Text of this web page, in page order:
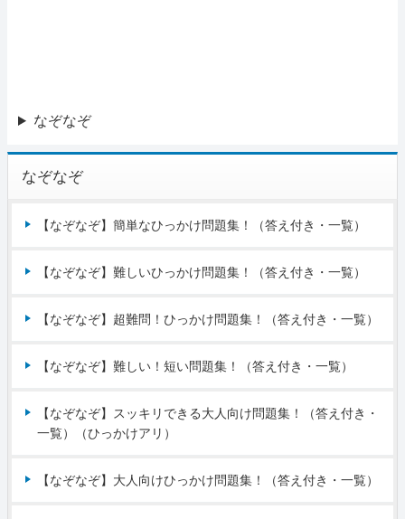
なぞなぞ
なぞなぞ
【なぞなぞ】簡単なひっかけ問題集！（答え付き・一覧）
【なぞなぞ】難しいひっかけ問題集！（答え付き・一覧）
【なぞなぞ】超難問！ひっかけ問題集！（答え付き・一覧）
【なぞなぞ】難しい！短い問題集！（答え付き・一覧）
【なぞなぞ】スッキリできる大人向け問題集！（答え付き・
一覧）（ひっかけアリ）
【なぞなぞ】大人向けひっかけ問題集！（答え付き・一覧）